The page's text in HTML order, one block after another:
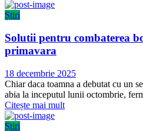
Știri
Solutii pentru combaterea
primavara
Publicat
pe
18 decembrie 2025
Chiar daca toamna a debutat cu un
abia la inceputul lunii octombrie,
Citește mai mult
Știri